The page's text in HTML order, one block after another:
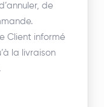
de
Client informé
la livraison